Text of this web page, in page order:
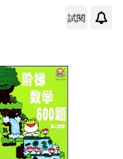
試閱